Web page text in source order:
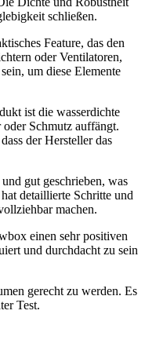
schließen.
Feature, das den
oder Ventilatoren,
um diese Elemente
ist die wasserdichte
Schmutz auffängt.
der Hersteller das
gut geschrieben, was
detaillierte Schritte und
machen.
einen sehr positiven
und durchdacht zu sein
gerecht zu werden. Es
Test.